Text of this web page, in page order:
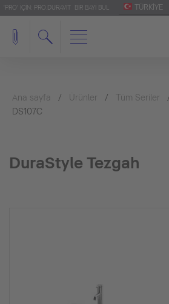
'PRO' IÇIN: PRO.DURAVIT BIR BAYI BUL TÜRKIYE
Ana sayfa Ürünler Tüm Seriler
DS107C
DuraStyle Tezgah